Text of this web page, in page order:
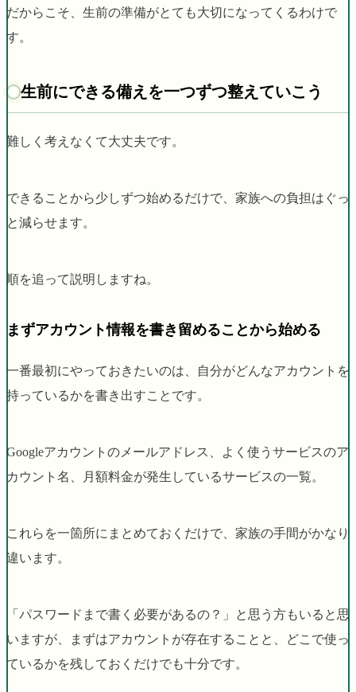
だからこそ、生前の準備がとても大切になってくるわけで
す。
生前にできる備えを一つずつ整えていこう
難しく考えなくて大丈夫です。
できることから少しずつ始めるだけで、家族への負担はぐっ
と減らせます。
順を追って説明しますね。
まずアカウント情報を書き留めることから始める
一番最初にやっておきたいのは、自分がどんなアカウントを
持っているかを書き出すことです。
Googleアカウントのメールアドレス、よく使うサービスのア
カウント名、月額料金が発生しているサービスの一覧。
これらを一箇所にまとめておくだけで、家族の手間がかなり
違います。
「パスワードまで書く必要があるの？」と思う方もいると思
いますが、まずはアカウントが存在することと、どこで使っ
ているかを残しておくだけでも十分です。